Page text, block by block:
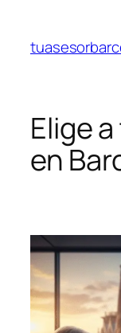
contenido
Elige
en